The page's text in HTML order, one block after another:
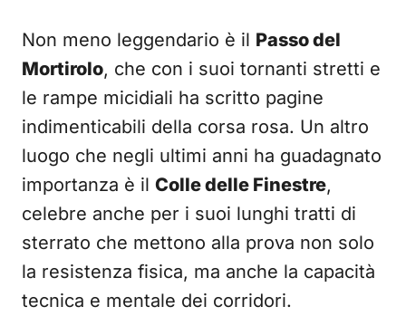
Non meno leggendario è il Passo del
Mortirolo, che con i suoi tornanti stretti e
le rampe micidiali ha scritto pagine
indimenticabili della corsa rosa. Un altro
luogo che negli ultimi anni ha guadagnato
importanza è il Colle delle Finestre,
celebre anche per i suoi lunghi tratti di
sterrato che mettono alla prova non solo
la resistenza fisica, ma anche la capacità
tecnica e mentale dei corridori.